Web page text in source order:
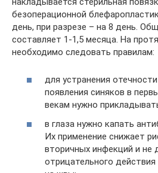
безоперационной
день, при разрезе – на 8 день.
составляет 1-1,5 месяца. На
необходимо следовать правилам:
для устранения
появления синяков в
векам нужно
в глаза нужно капать
Их применение снижает
вторичных инфекций и не
отрицательного